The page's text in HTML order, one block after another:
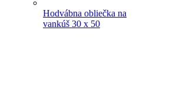
Hodvábna obliečka na
vankúš 30 x 50